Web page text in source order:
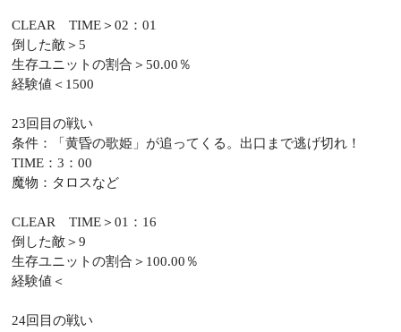
CLEAR TIME＞02：01
倒した敵＞5
生存ユニットの割合＞50.00％
経験値＜1500
23回目の戦い
条件：「黄昏の歌姫」が追ってくる。出口まで逃げ切れ！
TIME：3：00
魔物：タロスなど
CLEAR TIME＞01：16
倒した敵＞9
生存ユニットの割合＞100.00％
経験値＜
24回目の戦い